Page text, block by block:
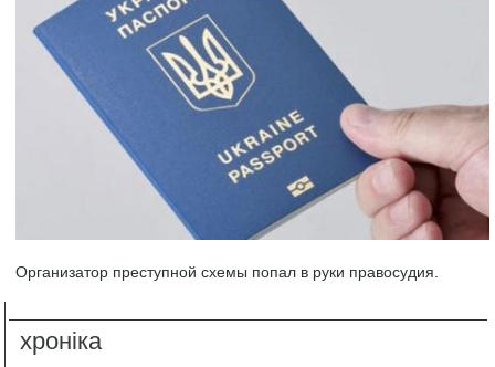
Организатор преступной схемы попал в руки правосудия.
хроніка